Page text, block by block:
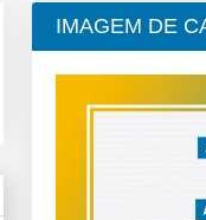
IMAGEM DE